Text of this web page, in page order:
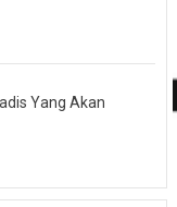
Yang Akan